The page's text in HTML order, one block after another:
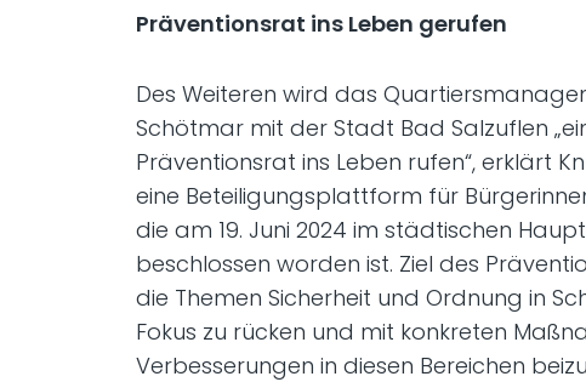
Präventionsrat ins Leben gerufen
Des Weiteren wird das
Schötmar mit der Stadt Bad Salzuflen
Präventionsrat ins Leben rufen“, erklärt
eine Beteiligungsplattform für
die am 19. Juni 2024 im städtischen
beschlossen worden ist. Ziel des
die Themen Sicherheit und Ordnung in
Fokus zu rücken und mit konkreten
Verbesserungen in diesen Bereichen